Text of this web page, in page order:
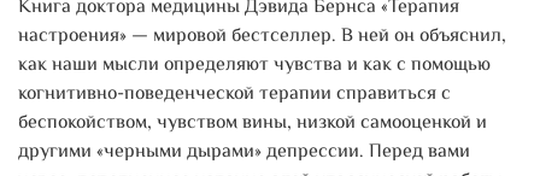
Книга доктора медицины Дэвида Бернса «Терапия
настроения» — мировой бестселлер. В ней он объяснил,
как наши мысли определяют чувства и как с помощью
когнитивно-поведенческой терапии справиться с
беспокойством, чувством вины, низкой самооценкой и
другими «черными дырами» депрессии. Перед вами